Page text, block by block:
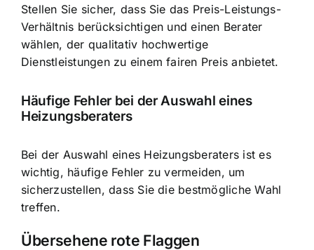
Stellen Sie sicher, dass Sie das Preis-Leistungs-
Verhältnis berücksichtigen und einen Berater
wählen, der qualitativ hochwertige
Dienstleistungen zu einem fairen Preis anbietet.
Häufige Fehler bei der Auswahl eines
Heizungsberaters
Bei der Auswahl eines Heizungsberaters ist es
wichtig, häufige Fehler zu vermeiden, um
sicherzustellen, dass Sie die bestmögliche Wahl
treffen.
Übersehene rote Flaggen